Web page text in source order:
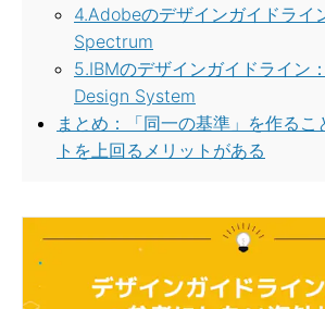
4.Adobeのデザインガイドライ
Spectrum
5.IBMのデザインガイドライン
Design System
まとめ：「同一の基準」を作るこ
トを上回るメリットがある